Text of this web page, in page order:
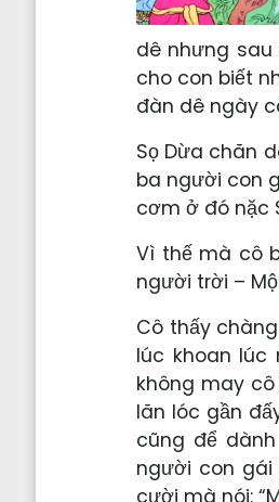
dê nhưng sau
cho con biết
đàn dê ngày
Sọ Dừa chăn
ba người con
cơm ở đó nặc
Vì thế mà cô
người trời –
Cô thấy
lúc khoan lúc
không may
lăn lóc gần
cũng để
người con gái